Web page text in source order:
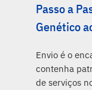
Passo a
Genético
Envio é o
contenha
de serviços